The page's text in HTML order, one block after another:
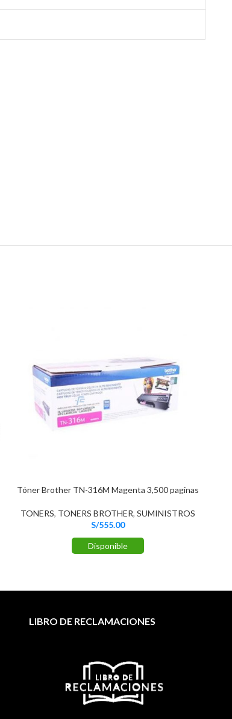
Tóner Brother TN-316M Magenta 3,500 paginas
TONERS, TONERS BROTHER, SUMINISTROS
S/555.00
Disponible
LIBRO DE RECLAMACIONES